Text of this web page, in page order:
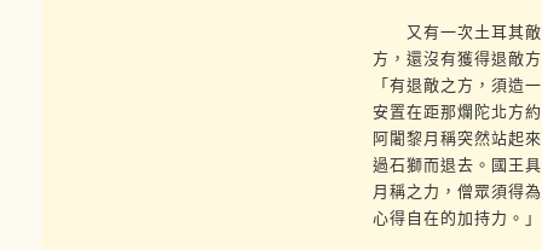
又有一次土耳其敵
方，還沒有獲得退敵
「有退敵之方，須造
安置在距那爛陀北方
阿闍黎月稱突然站起
過石獅而退去。國王
月稱之力，僧眾須得
心得自在的加持力。」